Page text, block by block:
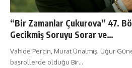
“Bir Zamanlar Çukurova” 47.
Gecikmiş Soruyu Sorar ve…
Vahide Perçin, Murat Ünalmış, Uğur
başrollerde olduğu Bir…